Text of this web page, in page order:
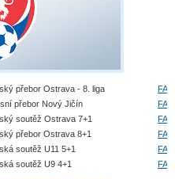
přebor Ostrava - 8. liga
přebor Nový Jičín
soutěž Ostrava 7+1
přebor Ostrava 8+1
soutěž U11 5+1
soutěž U9 4+1